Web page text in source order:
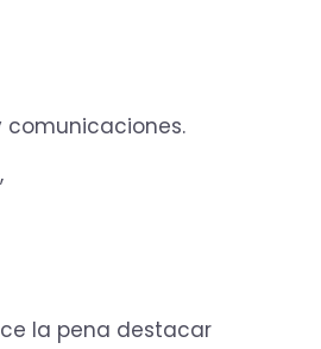
comunicaciones.
la pena destacar